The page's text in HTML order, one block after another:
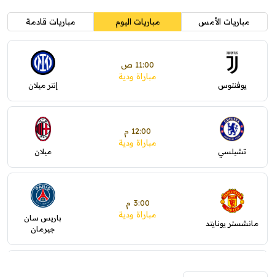
مباريات الأمس مباريات اليوم مباريات قادمة
يوفنتوس
11:00 ص
مباراة ودية
إنتر ميلان
تشيلسي
12:00 م
مباراة ودية
ميلان
مانشستر يونايتد
3:00 م
مباراة ودية
باريس سان
جيرمان